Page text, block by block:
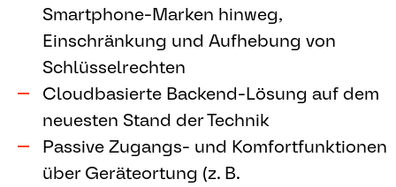
Smartphone-Marken hinweg,
Einschränkung und Aufhebung von
Schlüsselrechten
Cloudbasierte Backend-Lösung auf dem
neuesten Stand der Technik
Passive Zugangs- und Komfortfunktionen
über Geräteortung (z. B.